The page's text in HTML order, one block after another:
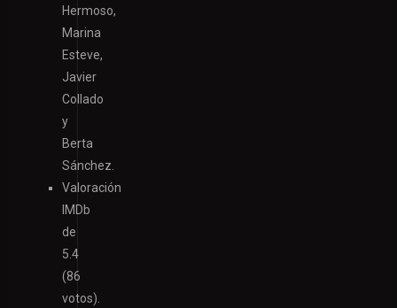
Hermoso,
Marina
Esteve,
Javier
Collado
y
Berta
Sánchez.
Valoración
IMDb
de
5.4
(86
votos).